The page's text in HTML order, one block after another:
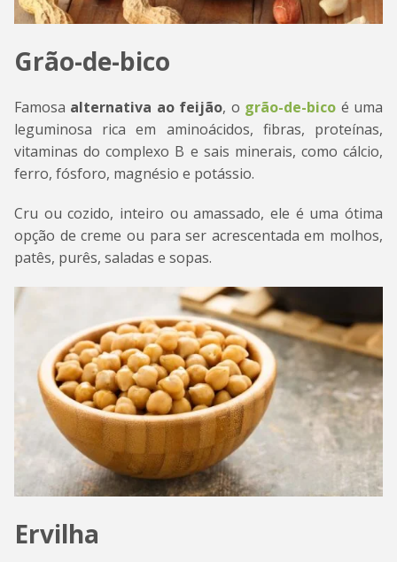
Grão-de-bico
Famosa alternativa ao feijão, o grão-de-bico é uma
leguminosa rica em aminoácidos, fibras, proteínas,
vitaminas do complexo B e sais minerais, como cálcio,
ferro, fósforo, magnésio e potássio.
Cru ou cozido, inteiro ou amassado, ele é uma ótima
opção de creme ou para ser acrescentada em molhos,
patês, purês, saladas e sopas.
Ervilha